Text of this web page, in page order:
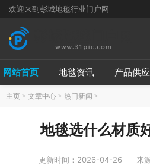
欢迎来到彭城地毯行业门户网
网站首页 地毯资讯 产品供应
主页 > 文章中心 > 热门新闻 >
地毯选什么材质
更新时间：2026-04-26 来